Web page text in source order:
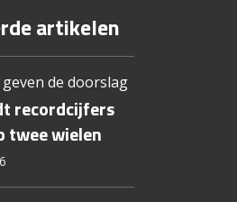
artikelen
de doorslag
recordcijfers
twee wielen